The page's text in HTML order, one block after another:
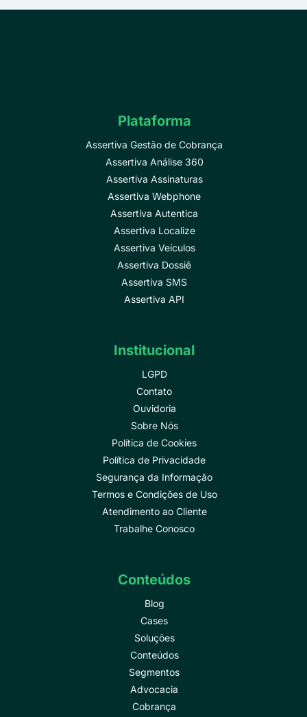
Plataforma
Assertiva Gestão de Cobrança
Assertiva Análise 360
Assertiva Assinaturas
Assertiva Webphone
Assertiva Autentica
Assertiva Localize
Assertiva Veículos
Assertiva Dossiê
Assertiva SMS
Assertiva API
Institucional
LGPD
Contato
Ouvidoria
Sobre Nós
Política de Cookies
Política de Privacidade
Segurança da Informação
Termos e Condições de Uso
Atendimento ao Cliente
Trabalhe Conosco
Conteúdos
Blog
Cases
Soluções
Conteúdos
Segmentos
Advocacia
Cobrança